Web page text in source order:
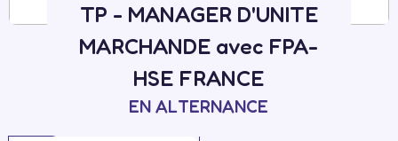
TP - MANAGER D'UNITE
MARCHANDE avec FPA-
HSE FRANCE
EN ALTERNANCE